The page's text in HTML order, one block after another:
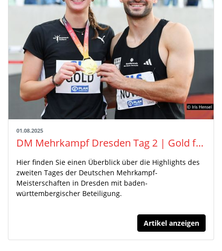
01.08.2025
DM Mehrkampf Dresden Tag 2 | Gold für Sandrina Sprengel und Tim Nowak
Hier finden Sie einen Überblick über die Highlights des
zweiten Tages der Deutschen Mehrkampf-
Meisterschaften in Dresden mit baden-
württembergischer Beteiligung.
Artikel anzeigen